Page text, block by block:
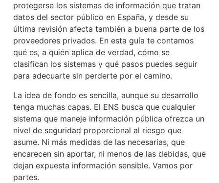
protegerse los sistemas de información que tratan
datos del sector público en España, y desde su
última revisión afecta también a buena parte de los
proveedores privados. En esta guía te contamos
qué es, a quién aplica de verdad, cómo se
clasifican los sistemas y qué pasos puedes seguir
para adecuarte sin perderte por el camino.
La idea de fondo es sencilla, aunque su desarrollo
tenga muchas capas. El ENS busca que cualquier
sistema que maneje información pública ofrezca un
nivel de seguridad proporcional al riesgo que
asume. Ni más medidas de las necesarias, que
encarecen sin aportar, ni menos de las debidas, que
dejan expuesta información sensible. Vamos por
partes.